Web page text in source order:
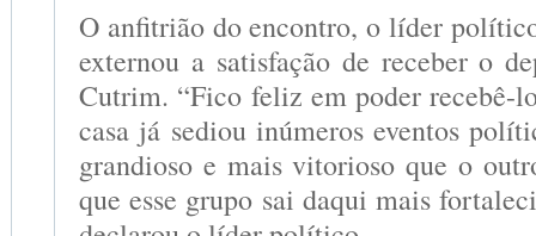
O anfitrião do encontro, o líder
externou a satisfação de receber o
Cutrim. “Fico feliz em poder recebê-
casa já sediou inúmeros eventos
grandioso e mais vitorioso que o
que esse grupo sai daqui mais